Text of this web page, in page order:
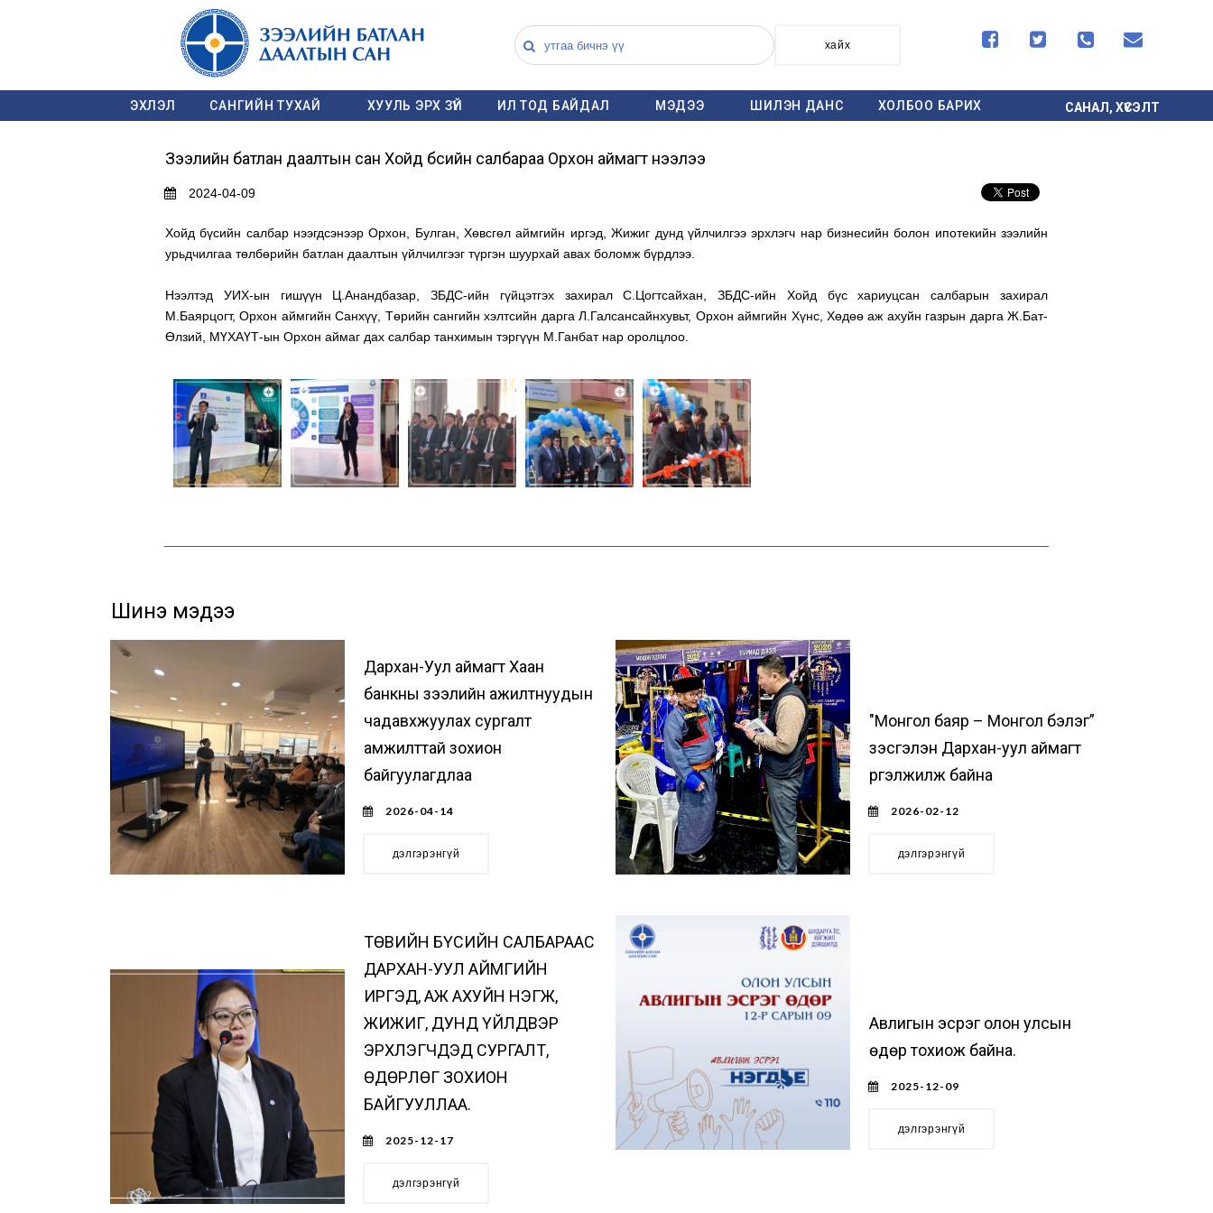
хайх    
ЭХЛЭЛ САНГИЙН ТУХАЙ ХУУЛЬ ЭРХ ЗҮЙ ИЛ ТОД БАЙДАЛ МЭДЭЭ ШИЛЭН ДАНС ХОЛБОО БАРИХ САНАЛ, ХҮСЭЛТ
Зээлийн батлан даалтын сан Хойд бүсийн салбараа Орхон аймагт нээлээ
2024-04-09
Хойд бүсийн салбар нээгдсэнээр Орхон, Булган, Хөвсгөл аймгийн иргэд, Жижиг дунд үйлчилгээ эрхлэгч нар бизнесийн болон ипотекийн зээлийн
урьдчилгаа төлбөрийн батлан даалтын үйлчилгээг түргэн шуурхай авах боломж бүрдлээ.
Нээлтэд УИХ-ын гишүүн Ц.Анандбазар, ЗБДС-ийн гүйцэтгэх захирал С.Цогтсайхан, ЗБДС-ийн Хойд бүс хариуцсан салбарын захирал
М.Баярцогт, Орхон аймгийн Санхүү, Төрийн сангийн хэлтсийн дарга Л.Галсансайнхувьт, Орхон аймгийн Хүнс, Хөдөө аж ахуйн газрын дарга Ж.Бат-
Өлзий, МҮХАҮТ-ын Орхон аймаг дах салбар танхимын тэргүүн М.Ганбат нар оролцлоо.
Шинэ мэдээ
Дархан-Уул аймагт Хаан
банкны зээлийн ажилтнуудын
чадавхжуулах сургалт
амжилттай зохион
байгуулагдлаа
2026-04-14
дэлгэрэнгүй
"Монгол баяр – Монгол бэлэг”
үзэсгэлэн Дархан-уул аймагт
үргэлжилж байна
2026-02-12
дэлгэрэнгүй
ТӨВИЙН БҮСИЙН САЛБАРААС
ДАРХАН-УУЛ АЙМГИЙН
ИРГЭД, АЖ АХУЙН НЭГЖ,
ЖИЖИГ, ДУНД ҮЙЛДВЭР
ЭРХЛЭГЧДЭД СУРГАЛТ,
ӨДӨРЛӨГ ЗОХИОН
БАЙГУУЛЛАА.
2025-12-17
дэлгэрэнгүй
Авлигын эсрэг олон улсын
өдөр тохиож байна.
2025-12-09
дэлгэрэнгүй